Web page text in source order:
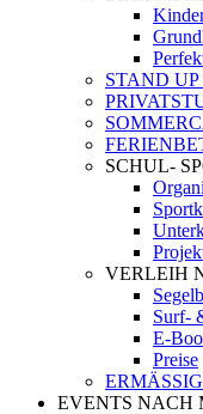
STAND
SCHUL-
VERLEIH
Surf-
E-
Preise
EVENTS NACH